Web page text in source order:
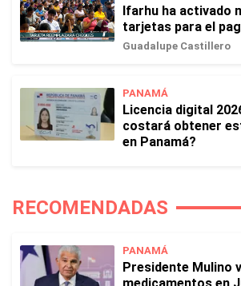
Ifarhu ha activado
tarjetas para el
Guadalupe Castillero
PANAMÁ
Licencia digital
costará obtener
en Panamá?
RECOMENDADAS
PANAMÁ
Presidente Mulino